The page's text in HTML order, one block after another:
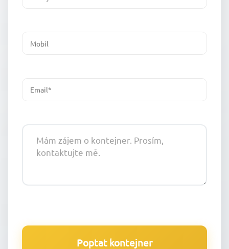
Poptat kontejner